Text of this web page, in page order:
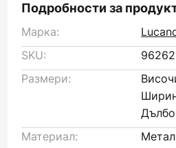
Подробности за
Марка:
SKU:
Размери:
Материал: